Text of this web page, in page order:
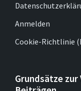
Anmelden
Cookie-Richtlinie
Grundsätze